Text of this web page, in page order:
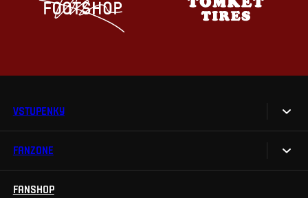
VSTUPENKY
Vstupenky
FANZONE
Sparta UNLIMITED.
FANSHOP